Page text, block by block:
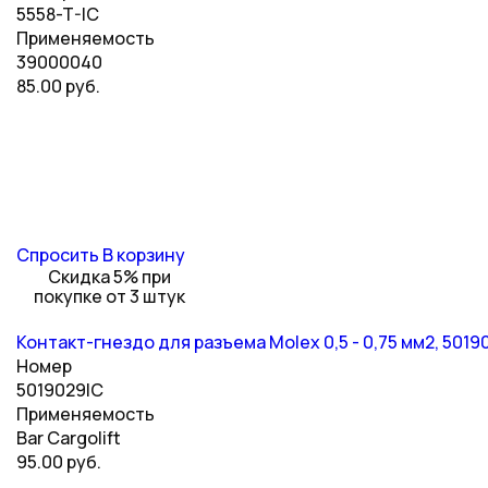
5558-T-IC
Применяемость
39000040
85.00 руб.
Спросить В корзину
Скидка 5% при
покупке от 3 штук
Контакт-гнездо для разъема Molex 0,5 - 0,75 мм2,
Номер
5019029IC
Применяемость
Bar Cargolift
95.00 руб.